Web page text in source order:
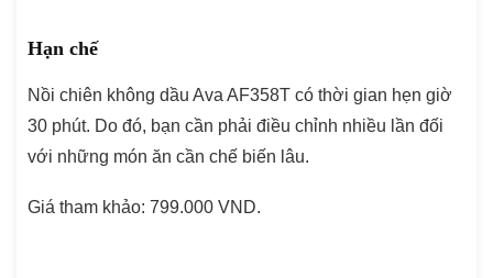
Hạn chế
Nồi chiên không dầu Ava AF358T có thời gian hẹn giờ
30 phút. Do đó, bạn cần phải điều chỉnh nhiều lần đối
với những món ăn cần chế biến lâu.
Giá tham khảo: 799.000 VND.